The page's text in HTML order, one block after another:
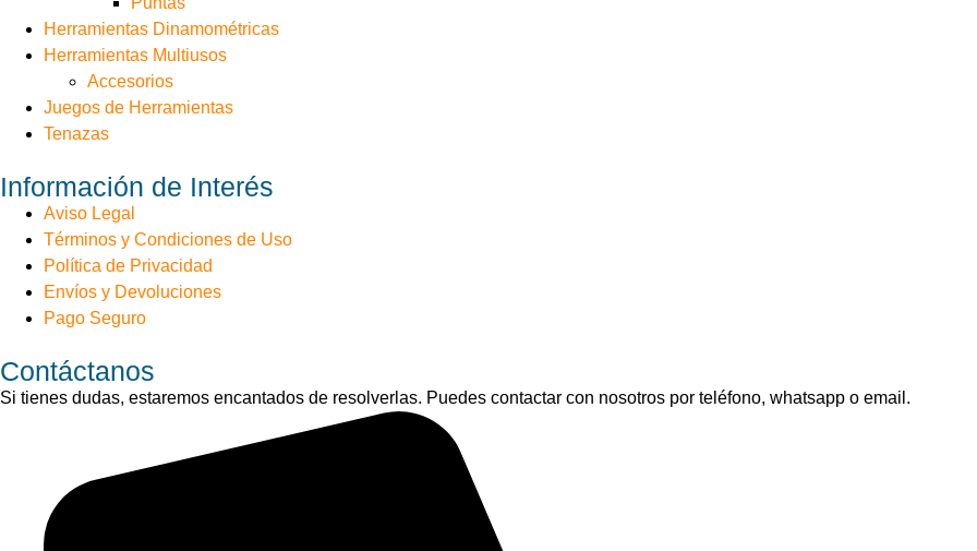
Herramientas Dinamométricas
Herramientas Multiusos
Accesorios
Juegos de Herramientas
Tenazas
Información de Interés
Aviso Legal
Términos y Condiciones de Uso
Política de Privacidad
Envíos y Devoluciones
Pago Seguro
Contáctanos
Si tienes dudas, estaremos encantados de resolverlas. Puedes contactar con nosotros por teléfono, whatsapp o email.